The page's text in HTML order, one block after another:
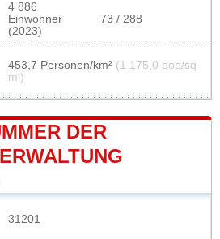
4 886
Einwohner
(2023)
73 / 288
453,7 Personen/km² (1 175,0 pop/sq
mi)
DER
31201